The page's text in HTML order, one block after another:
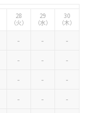
28
（火）
29
（水）
30
（木）
- - -
- -
-
- - -
- -
-
ァレンスセンター
スセンター